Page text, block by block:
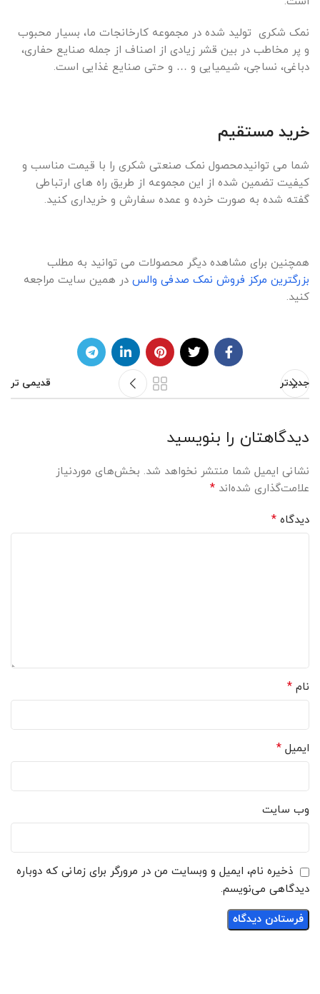
نمک شکری تولید شده در مجموعه کارخانجات ما، بسیار محبوب
و پر مخاطب در بین قشر زیادی از اصناف از جمله صنایع حفاری،
دباغی، نساجی، شیمیایی و … و حتی صنایع غذایی است.
خرید مستقیم
شما می توانیدمحصول نمک صنعتی شکری را با قیمت مناسب و
کیفیت تضمین شده از این مجموعه از طریق راه های ارتباطی
گفته شده به صورت خرده و عمده سفارش و خریداری کنید.
همچنین برای مشاهده دیگر محصولات می توانید به مطلب
بزرگترین مرکز فروش نمک صدفی والس در همین سایت مراجعه
کنید.
جدیدتر قدیمی تر
دیدگاهتان را بنویسید
نشانی ایمیل شما منتشر نخواهد شد. بخش‌های موردنیاز
علامت‌گذاری شده‌اند *
دیدگاه *
نام *
ایمیل *
وب‌ سایت
ذخیره نام، ایمیل و وبسایت من در مرورگر برای زمانی که دوباره
دیدگاهی می‌نویسم.